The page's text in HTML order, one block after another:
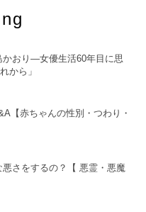
かおり―女優生活60年目に思
から」
【赤ちゃんの性別・つわり・
さをするの？【 悪霊・悪魔